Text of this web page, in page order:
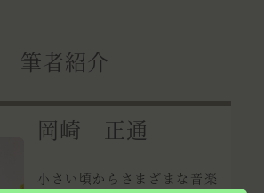
筆者紹介
岡崎 正通
小さい頃からさまざまな音楽